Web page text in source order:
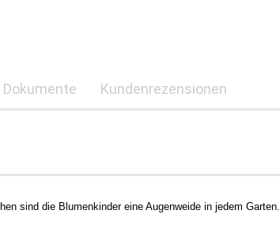
Dokumente Kundenrezensionen
sind die Blumenkinder eine Augenweide in jedem Garten.